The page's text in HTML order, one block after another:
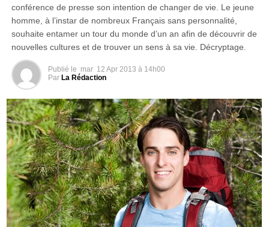
conférence de presse son intention de changer de vie. Le jeune
homme, à l’instar de nombreux Français sans personnalité,
souhaite entamer un tour du monde d’un an afin de découvrir de
nouvelles cultures et de trouver un sens à sa vie. Décryptage.
Publié le mar 12 Apr 2013 à 14h00
Par La Rédaction